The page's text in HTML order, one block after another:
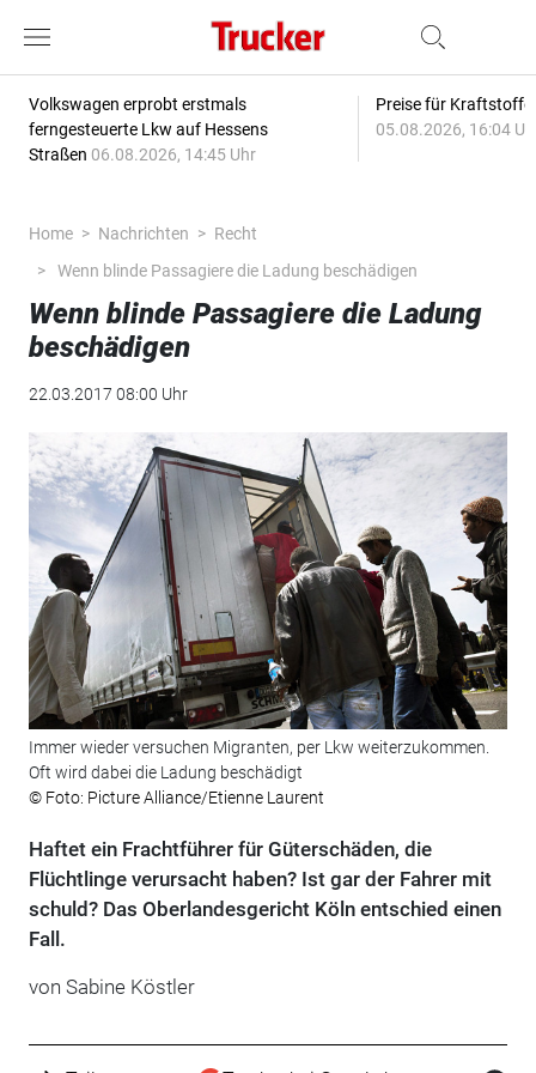
Volkswagen erprobt erstmals
ferngesteuerte Lkw auf Hessens
Straßen 06.08.2026, 14:45 Uhr
Preise für
05.08.2026, 16:04
Home Nachrichten
Recht
Wenn blinde Passagiere die Ladung beschädigen
Wenn blinde Passagiere die Ladung
beschädigen
22.03.2017 08:00 Uhr
Immer wieder versuchen Migranten, per Lkw weiterzukommen.
Oft wird dabei die Ladung beschädigt
© Foto: Picture Alliance/Etienne Laurent
Haftet ein Frachtführer für Güterschäden, die
Flüchtlinge verursacht haben? Ist gar der Fahrer mit
schuld? Das Oberlandesgericht Köln entschied einen
Fall.
von Sabine Köstler